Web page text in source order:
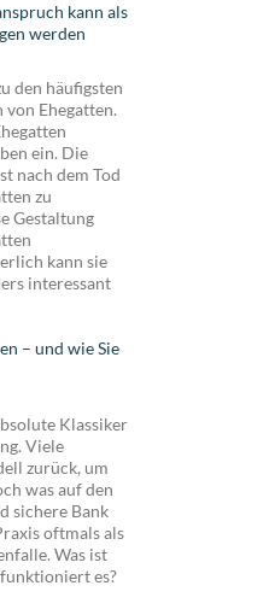
kann als
werden
den häufigsten
Ehegatten.
ein. Die
nach dem Tod
zu
Gestaltung
kann sie
interessant
– und wie Sie
Klassiker
Viele
zurück, um
was auf den
sichere Bank
oftmals als
Was ist
es?